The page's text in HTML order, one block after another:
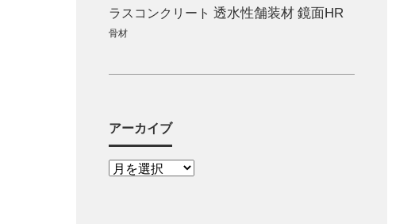
ラスコンクリート 透水性舗装材 鏡面HR
骨材
アーカイブ